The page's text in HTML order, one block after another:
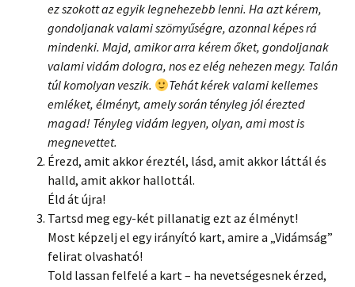
ez szokott az egyik legnehezebb lenni. Ha azt kérem,
gondoljanak valami szörnyűségre, azonnal képes rá
mindenki. Majd, amikor arra kérem őket, gondoljanak
valami vidám dologra, nos ez elég nehezen megy. Talán
túl komolyan veszik.
Tehát kérek valami kellemes
emléket, élményt, amely során tényleg jól érezted
magad! Tényleg vidám legyen, olyan, ami most is
megnevettet.
Érezd, amit akkor éreztél, lásd, amit akkor láttál és
halld, amit akkor hallottál.
Éld át újra!
Tartsd meg egy-két pillanatig ezt az élményt!
Most képzelj el egy irányító kart, amire a „Vidámság”
felirat olvasható!
Told lassan felfelé a kart – ha nevetségesnek érzed,